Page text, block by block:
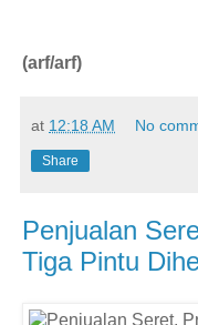
(arf/arf)
at 12:18 AM No
Share
Penjualan
Tiga Pintu